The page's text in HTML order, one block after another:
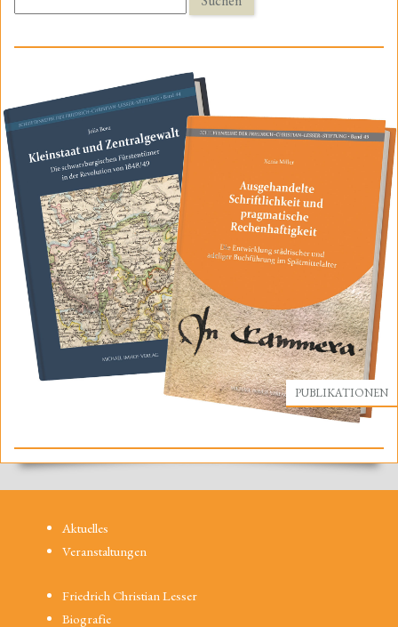
PUBLIKATIONEN
Aktuelles
Veranstaltungen
Friedrich Christian Lesser
Biografie